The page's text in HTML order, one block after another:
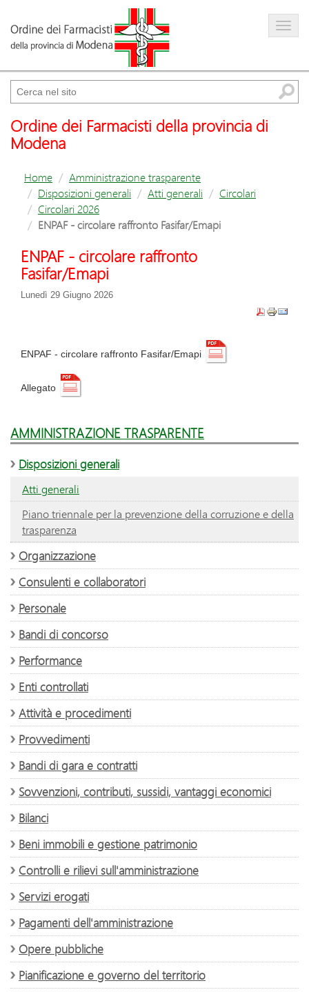
Amministrazione trasparente
Cerca
Ordine dei Farmacisti della provincia di
Modena
Home
Amministrazione trasparente
Disposizioni generali
Atti generali
Circolari
Circolari 2026
ENPAF - circolare raffronto Fasifar/Emapi
ENPAF - circolare raffronto
Fasifar/Emapi
Lunedì 29 Giugno 2026
ENPAF - circolare raffronto Fasifar/Emapi
Allegato
AMMINISTRAZIONE TRASPARENTE
Disposizioni generali
Atti generali
Piano triennale per la prevenzione della corruzione e della
trasparenza
Organizzazione
Consulenti e collaboratori
Personale
Bandi di concorso
Performance
Enti controllati
Attività e procedimenti
Provvedimenti
Bandi di gara e contratti
Sovvenzioni, contributi, sussidi, vantaggi economici
Bilanci
Beni immobili e gestione patrimonio
Controlli e rilievi sull'amministrazione
Servizi erogati
Pagamenti dell'amministrazione
Opere pubbliche
Pianificazione e governo del territorio